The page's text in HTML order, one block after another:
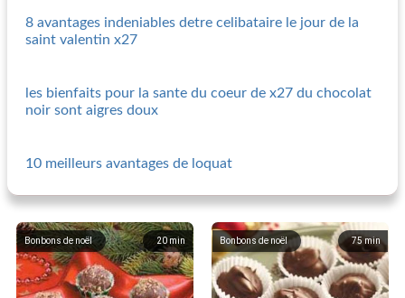
8 avantages indeniables detre celibataire le jour de la
saint valentin x27
les bienfaits pour la sante du coeur de x27 du chocolat
noir sont aigres doux
10 meilleurs avantages de loquat
20 min
Bonbons de noël 75 min
Bonbons de noël